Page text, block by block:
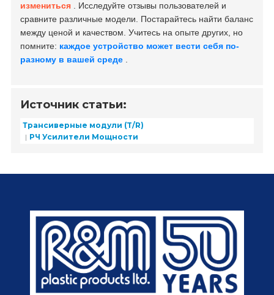
измениться . Исследуйте отзывы пользователей и
сравните различные модели. Постарайтесь найти баланс
между ценой и качеством. Учитесь на опыте других, но
помните: каждое устройство может вести себя по-
разному в вашей среде
Источник статьи:
Трансиверные модули (T/R)
РЧ Усилители Мощности